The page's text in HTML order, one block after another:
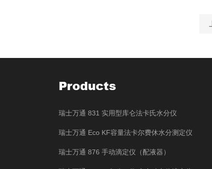
Products
瑞士万通 831 实用型库仑法卡氏水分仪
瑞士万通 Eco KF容量法卡尔费休水分测定仪
瑞士万通 876 手动滴定仪（配液器）